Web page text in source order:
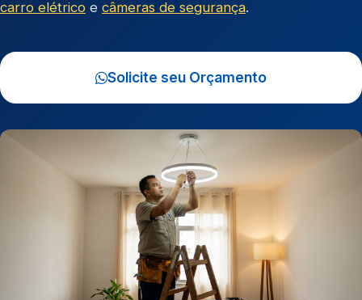
carro elétrico e câmeras de segurança.
Solicite seu Orçamento